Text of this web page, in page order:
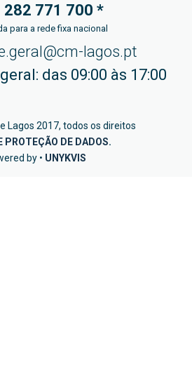
282 771 700 *
para a rede fixa nacional
lagos.pt
das 09:00 às 17:00
Lagos 2017, todos os direitos
PROTEÇÃO DE DADOS.
by • UNYKVIS